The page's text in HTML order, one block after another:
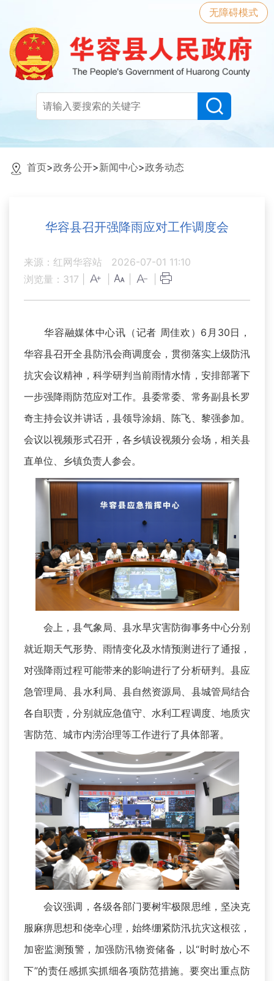
无障碍模式
首页>政务公开>新闻中心>政务动态
华容县召开强降雨应对工作调度会
来源：红网华容站
2026-07-01 11:10
浏览量： 317
华容融媒体中心讯（记者 周佳欢）6月30日，
华容县召开全县防汛会商调度会，贯彻落实上级防汛
抗灾会议精神，科学研判当前雨情水情，安排部署下
一步强降雨防范应对工作。县委常委、常务副县长罗
奇主持会议并讲话，县领导涂娟、陈飞、黎强参加。
会议以视频形式召开，各乡镇设视频分会场，相关县
直单位、乡镇负责人参会。
会上，县气象局、县水旱灾害防御事务中心分别
就近期天气形势、雨情变化及水情预测进行了通报，
对强降雨过程可能带来的影响进行了分析研判。县应
急管理局、县水利局、县自然资源局、县城管局结合
各自职责，分别就应急值守、水利工程调度、地质灾
害防范、城市内涝治理等工作进行了具体部署。
会议强调，各级各部门要树牢极限思维，坚决克
服麻痹思想和侥幸心理，始终绷紧防汛抗灾这根弦，
加密监测预警，加强防汛物资储备，以“时时放心不
下”的责任感抓实抓细各项防范措施。要突出重点防